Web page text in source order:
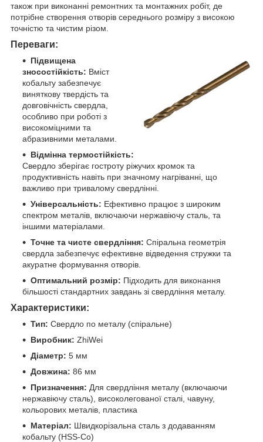
також при виконанні ремонтних та монтажних робіт, де
потрібне створення отворів середнього розміру з високою
точністю та чистим різом.
Переваги:
Підвищена
зносостійкість: Вміст
кобальту забезпечує
виняткову твердість та
довговічність свердла,
особливо при роботі з
високоміцними та
абразивними металами.
Відмінна термостійкість:
Свердло зберігає гостроту ріжучих кромок та
продуктивність навіть при значному нагріванні, що
важливо при тривалому свердлінні.
Універсальність: Ефективно працює з широким
спектром металів, включаючи нержавіючу сталь, та
іншими матеріалами.
Точне та чисте свердління: Спіральна геометрія
свердла забезпечує ефективне відведення стружки та
акуратне формування отворів.
Оптимальний розмір: Підходить для виконання
більшості стандартних завдань зі свердління металу.
Характеристики:
Тип: Свердло по металу (спіральне)
Виробник: ZhiWei
Діаметр: 5 мм
Довжина: 86 мм
Призначення: Для свердління металу (включаючи
нержавіючу сталь), високолегованої сталі, чавуну,
кольорових металів, пластика
Матеріал: Швидкорізальна сталь з додаванням
кобальту (HSS-Co)